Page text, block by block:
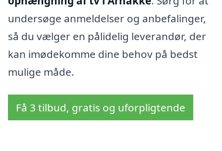
undersøge anmeldelser og anbefalinger,
så du vælger en pålidelig leverandør, der
kan imødekomme dine behov på bedst
mulige måde.
Få 3 tilbud, gratis og uforpligtende